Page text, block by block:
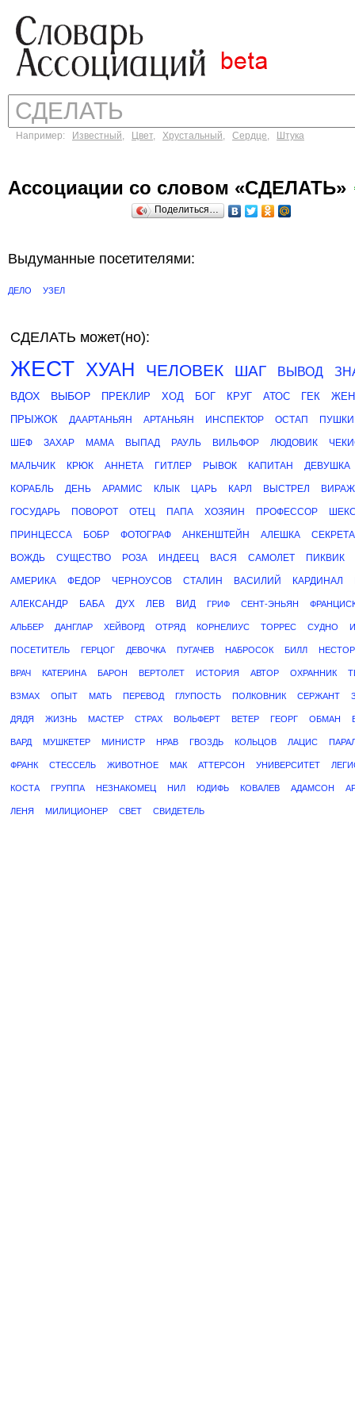
Например: Известный, Цвет, Хрустальный, Сердце, Штука
Ассоциации со словом «СДЕЛАТЬ»
Поделиться…
Выдуманные посетителями:
ДЕЛО УЗЕЛ
СДЕЛАТЬ может(но):
ЖЕСТ ХУАН ЧЕЛОВЕК ШАГ ВЫВОД
ВДОХ ВЫБОР ПРЕКЛИР ХОД БОГ КРУГ АТОС ГЕК
ПРЫЖОК
ДААРТАНЬЯН АРТАНЬЯН ИНСПЕКТОР ОСТАП
ШЕФ ЗАХАР МАМА ВЫПАД РАУЛЬ ВИЛЬФОР ЛЮДОВИК
МАЛЬЧИК КРЮК АННЕТА ГИТЛЕР РЫВОК КАПИТАН ДЕВУШКА
КОРАБЛЬ ДЕНЬ АРАМИС КЛЫК ЦАРЬ КАРЛ ВЫСТРЕЛ ВИРАЖ
ГОСУДАРЬ ПОВОРОТ ОТЕЦ ПАПА ХОЗЯИН ПРОФЕССОР
ПРИНЦЕССА БОБР ФОТОГРАФ АНКЕНШТЕЙН АЛЕШКА
ВОЖДЬ СУЩЕСТВО РОЗА ИНДЕЕЦ ВАСЯ САМОЛЕТ ПИКВИК
АМЕРИКА ФЕДОР ЧЕРНОУСОВ СТАЛИН ВАСИЛИЙ КАРДИНАЛ
АЛЕКСАНДР БАБА ДУХ ЛЕВ ВИД ГРИФ СЕНТ-ЭНЬЯН
АЛЬБЕР ДАНГЛАР ХЕЙВОРД ОТРЯД КОРНЕЛИУС ТОРРЕС СУДНО
ПОСЕТИТЕЛЬ ГЕРЦОГ ДЕВОЧКА ПУГАЧЕВ НАБРОСОК БИЛЛ НЕСТОР
ВРАЧ КАТЕРИНА БАРОН ВЕРТОЛЕТ ИСТОРИЯ АВТОР ОХРАННИК
ВЗМАХ ОПЫТ МАТЬ ПЕРЕВОД ГЛУПОСТЬ ПОЛКОВНИК СЕРЖАНТ
ДЯДЯ ЖИЗНЬ МАСТЕР СТРАХ ВОЛЬФЕРТ ВЕТЕР ГЕОРГ ОБМАН
ВАРД МУШКЕТЕР МИНИСТР НРАВ ГВОЗДЬ КОЛЬЦОВ ЛАЦИС
ФРАНК СТЕССЕЛЬ ЖИВОТНОЕ МАК АТТЕРСОН УНИВЕРСИТЕТ
КОСТА ГРУППА НЕЗНАКОМЕЦ НИЛ ЮДИФЬ КОВАЛЕВ АДАМСОН
ЛЕНЯ МИЛИЦИОНЕР СВЕТ СВИДЕТЕЛЬ